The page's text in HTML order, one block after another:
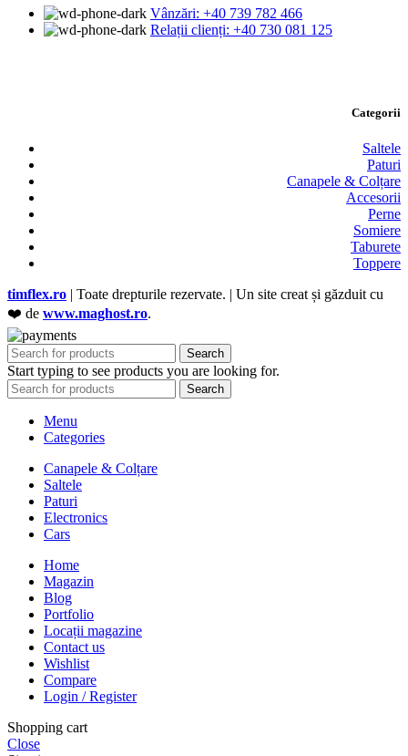
Vânzări: +40 739 782 466
Relații clienți: +40 730 081 125
Categorii
Saltele
Paturi
Canapele & Colțare
Accesorii
Perne
Somiere
Taburete
Toppere
timflex.ro | Toate drepturile rezervate. | Un site creat și găzduit cu
❤️ de www.maghost.ro.
Search
Start typing to see products you are looking for.
Search
Menu
Categories
Canapele & Colțare
Saltele
Paturi
Electronics
Cars
Home
Magazin
Blog
Portfolio
Locații magazine
Contact us
Wishlist
Compare
Login / Register
Shopping cart
Close